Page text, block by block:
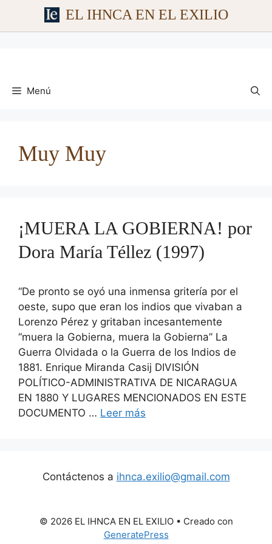
EL IHNCA EN EL EXILIO
contenido
Menú
Muy Muy
¡MUERA LA GOBIERNA! por
Dora María Téllez (1997)
“De pronto se oyó una inmensa gritería por el
oeste, supo que eran los indios que vivaban a
Lorenzo Pérez y gritaban incesantemente
“muera la Gobierna, muera la Gobierna” La
Guerra Olvidada o la Guerra de los Indios de
1881. Enrique Miranda Casij DIVISIÓN
POLÍTICO-ADMINISTRATIVA DE NICARAGUA
EN 1880 Y LUGARES MENCIONADOS EN ESTE
DOCUMENTO … Leer más
Contáctenos a ihnca.exilio@gmail.com
© 2026 EL IHNCA EN EL EXILIO• Creado con
GeneratePress